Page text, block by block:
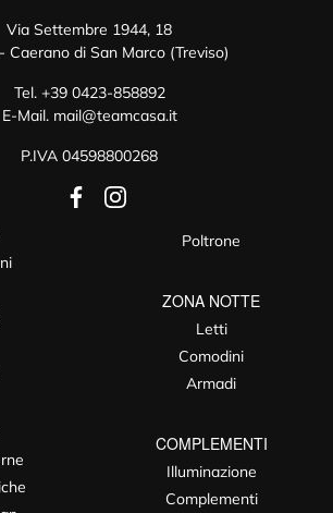
Via Settembre 1944, 18
Caerano di San Marco (Treviso)
Tel. +39 0423-858892
E-Mail. mail@teamcasa.it
P.IVA 04598800268
Poltrone
ZONA NOTTE
Letti
Comodini
Armadi
COMPLEMENTI
Illuminazione
Complementi